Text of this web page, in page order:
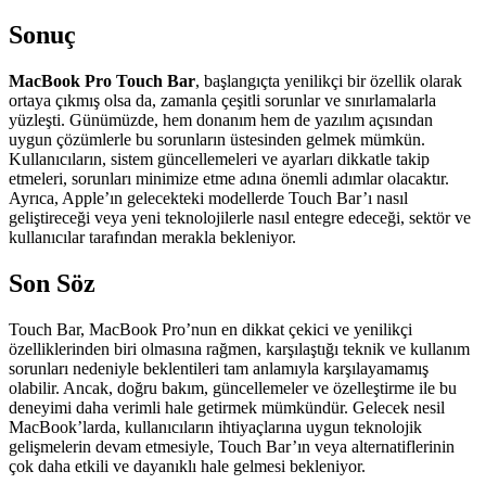
Sonuç
MacBook Pro Touch Bar, başlangıçta yenilikçi bir özellik olarak
ortaya çıkmış olsa da, zamanla çeşitli sorunlar ve sınırlamalarla
yüzleşti. Günümüzde, hem donanım hem de yazılım açısından
uygun çözümlerle bu sorunların üstesinden gelmek mümkün.
Kullanıcıların, sistem güncellemeleri ve ayarları dikkatle takip
etmeleri, sorunları minimize etme adına önemli adımlar olacaktır.
Ayrıca, Apple’ın gelecekteki modellerde Touch Bar’ı nasıl
geliştireceği veya yeni teknolojilerle nasıl entegre edeceği, sektör ve
kullanıcılar tarafından merakla bekleniyor.
Son Söz
Touch Bar, MacBook Pro’nun en dikkat çekici ve yenilikçi
özelliklerinden biri olmasına rağmen, karşılaştığı teknik ve kullanım
sorunları nedeniyle beklentileri tam anlamıyla karşılayamamış
olabilir. Ancak, doğru bakım, güncellemeler ve özelleştirme ile bu
deneyimi daha verimli hale getirmek mümkündür. Gelecek nesil
MacBook’larda, kullanıcıların ihtiyaçlarına uygun teknolojik
gelişmelerin devam etmesiyle, Touch Bar’ın veya alternatiflerinin
çok daha etkili ve dayanıklı hale gelmesi bekleniyor.